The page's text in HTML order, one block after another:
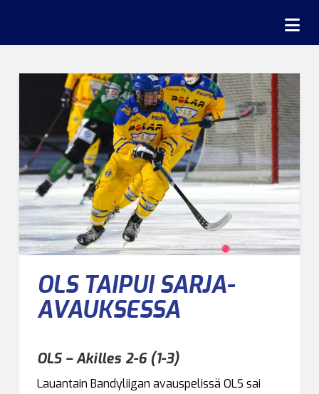
OLS TAIPUI SARJA-
AVAUKSESSA
OLS – Akilles 2-6 (1-3)
Lauantain Bandyliigan avauspelissä OLS sai